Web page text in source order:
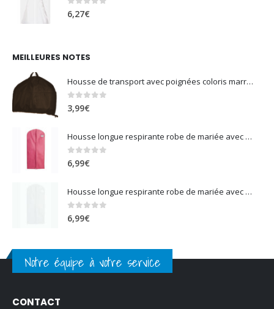
0sur 5
3,99€
0sur 5
6,99€
0sur 5
6,99€
ADRESSE: